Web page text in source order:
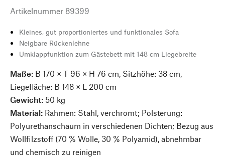
Artikelnummer 89399
Kleines, gut proportioniertes und funktionales Sofa
Neigbare Rückenlehne
Umklappfunktion zum Gästebett mit 148 cm Liegebreite
Maße: B 170 × T 96 × H 76 cm, Sitzhöhe: 38 cm,
Liegefläche: B 148 × L 200 cm
Gewicht: 50 kg
Material: Rahmen: Stahl, verchromt; Polsterung:
Polyurethanschaum in verschiedenen Dichten; Bezug aus
Wollfilzstoff (70 % Wolle, 30 % Polyamid), abnehmbar
und chemisch zu reinigen